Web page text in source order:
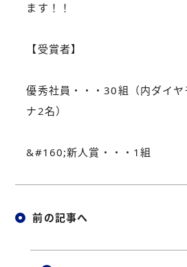
ます！！
【受賞者】
優秀社員・・・30組（内ダイ
ナ2名）
&#160;新人賞・・・1組
前の記事へ